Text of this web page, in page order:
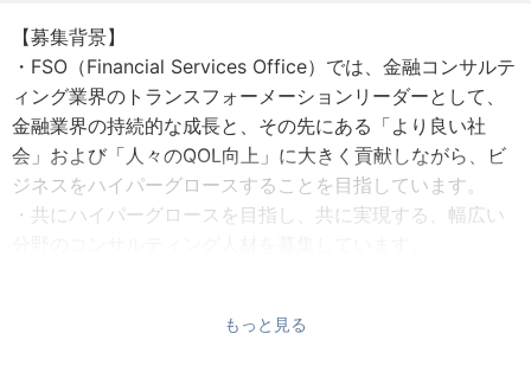
【募集背景】
・FSO（Financial Services Office）では、金融コンサルテ
ィング業界のトランスフォーメーションリーダーとして、
金融業界の持続的な成長と、その先にある「より良い社
会」および「人々のQOL向上」に大きく貢献しながら、ビ
ジネスをハイパーグロースすることを目指しています。
・共にハイパーグロースを目指し、共に実現する、幅広い
もっと見る